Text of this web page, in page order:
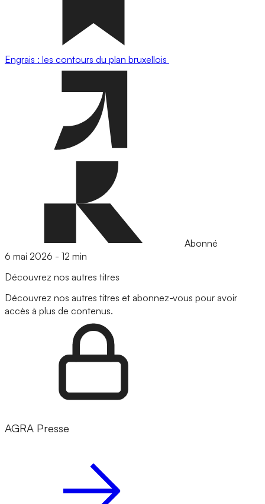
Engrais : les contours du plan bruxellois
Abonné
6 mai 2026 - 12 min
Découvrez nos autres titres
Découvrez nos autres titres et abonnez-vous pour avoir
accès à plus de contenus.
AGRA Presse